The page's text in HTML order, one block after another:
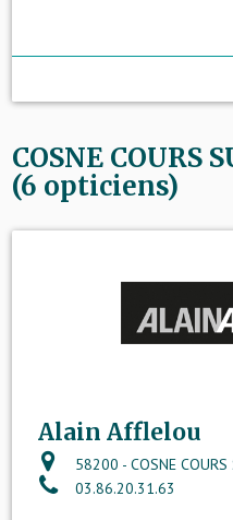
COSNE COURS
(6 opticiens)
Alain Afflelou
58200 - COSNE COURS
03.86.20.31.63